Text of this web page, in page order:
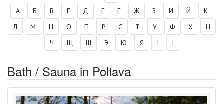
А
Б В Г Д Е Ё Ж З И Й
К
Л
М Н О П Р С Т У Ф Х
Ц
Ч
Щ Ш Э Ю Я І Ї
Bath / Sauna in Poltava